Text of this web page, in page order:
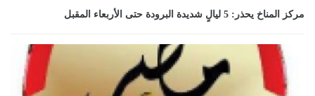
مركز المناخ يحذر: 5 ليالٍ شديدة البرودة حتى الأربعاء المقبل